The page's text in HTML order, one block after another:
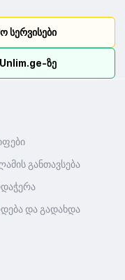
სერვისები
ზე
განთავსება
და გადახდა